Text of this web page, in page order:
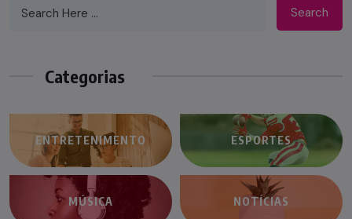
Search
Categorias
ENTRETENIMENTO ESPORTES
MÚSICA NOTÍCIAS